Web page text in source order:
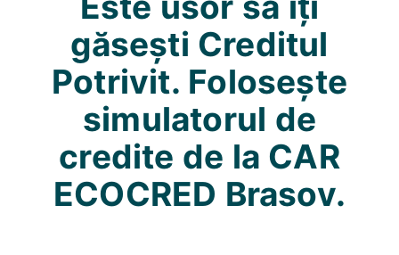
găsești Creditul
Potrivit. Folosește
simulatorul de
credite de la CAR
ECOCRED Brasov.